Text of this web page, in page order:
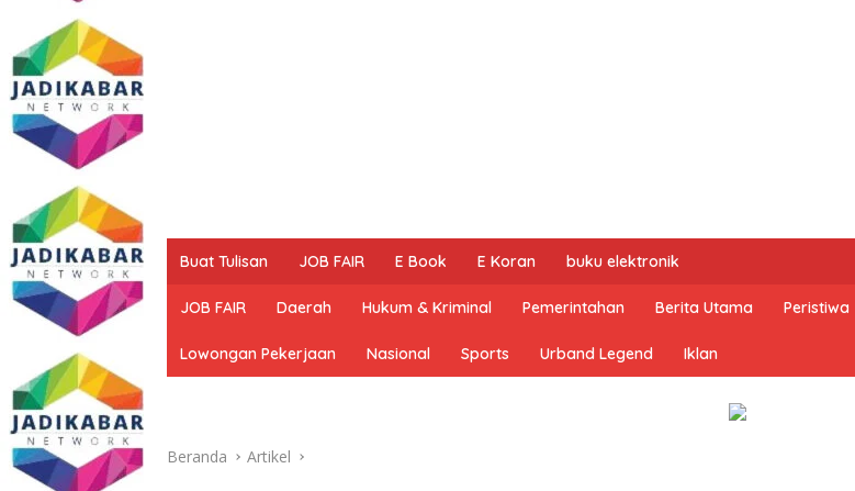
Buat Tulisan JOB FAIR E Book E Koran buku elektronik
JOB FAIR Daerah Hukum & Kriminal Pemerintahan Berita Utama Peristiwa
Lowongan Pekerjaan Nasional Sports Urband Legend Iklan
Beranda Artikel